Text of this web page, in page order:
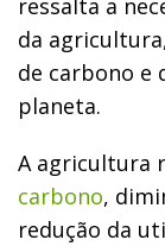
ressalta a
da
de carbono e
planeta.
A agricultura
carbono,
redução da